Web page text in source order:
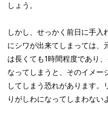
しょう。
しかし、せっかく前日に手入
にシワが出来てしまっては、
は長くても1時間程度であり
なってしまうと、そのイメー
してしまう恐れがあります。
りがしわになってしまわない